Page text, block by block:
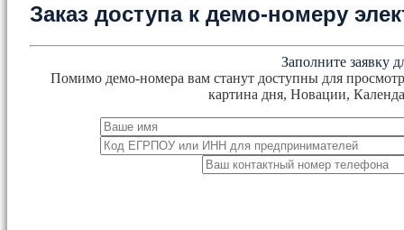
Заказ доступа к демо-номеру
Заполните заявку
Помимо демо-номера вам станут доступны для
картина дня, Новации,